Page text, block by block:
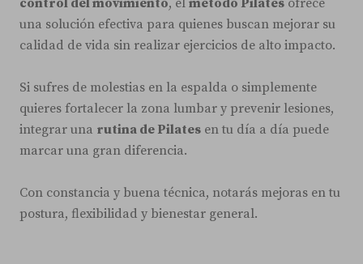
control del movimiento, el método Pilates ofrece
una solución efectiva para quienes buscan mejorar su
calidad de vida sin realizar ejercicios de alto impacto.
Si sufres de molestias en la espalda o simplemente
quieres fortalecer la zona lumbar y prevenir lesiones,
integrar una rutina de Pilates en tu día a día puede
marcar una gran diferencia.
Con constancia y buena técnica, notarás mejoras en tu
postura, flexibilidad y bienestar general.